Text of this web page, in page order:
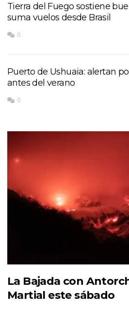
Tierra del Fuego sostiene
suma vuelos desde Brasil
0
Puerto de Ushuaia: alertan
antes del verano
0
La Bajada con
Martial este sábado